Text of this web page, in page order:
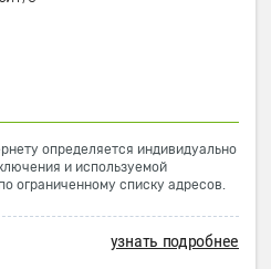
определяется индивидуально
и используемой
ограниченному списку адресов.
узнать подробнее